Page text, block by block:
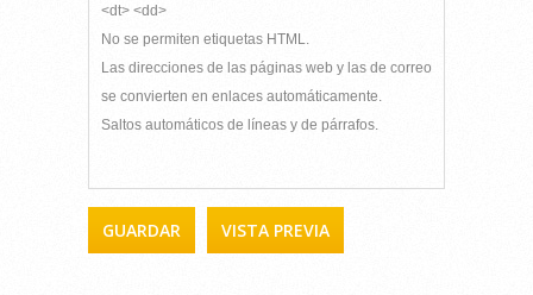
<dt> <dd>
No se permiten etiquetas HTML.
Las direcciones de las páginas web y las de correo
se convierten en enlaces automáticamente.
Saltos automáticos de líneas y de párrafos.